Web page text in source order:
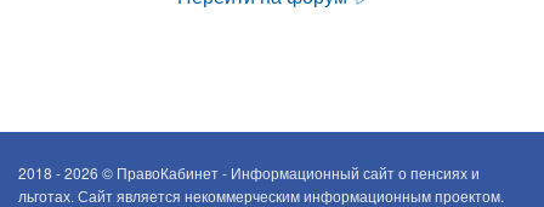
2018 - 2026 © ПравоКабинет - Информационный сайт о пенсиях и
льготах. Сайт является некоммерческим информационным проектом.